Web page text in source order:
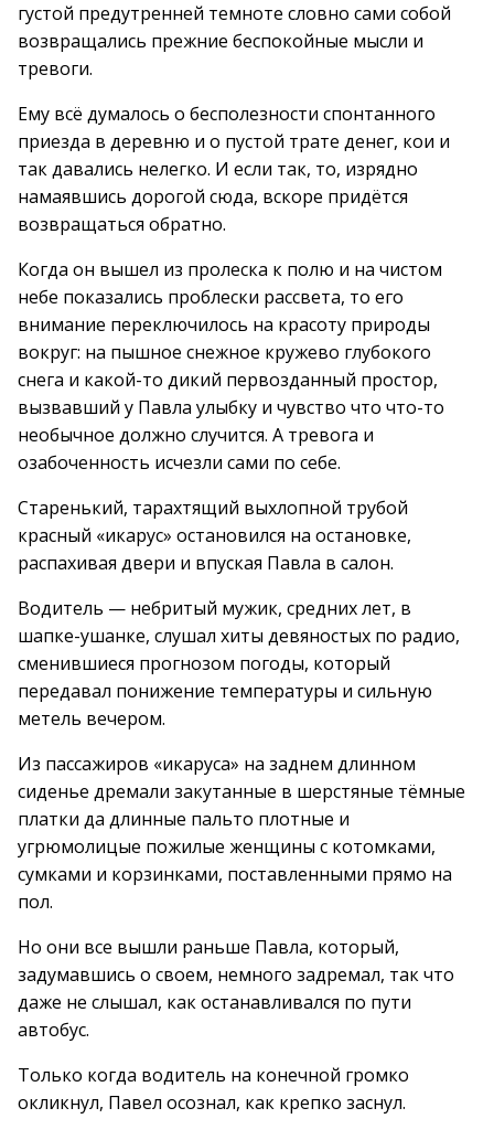
густой предутренней темноте словно сами собой
возвращались прежние беспокойные мысли и
тревоги.
Ему всё думалось о бесполезности спонтанного
приезда в деревню и о пустой трате денег, кои и
так давались нелегко. И если так, то, изрядно
намаявшись дорогой сюда, вскоре придётся
возвращаться обратно.
Когда он вышел из пролеска к полю и на чистом
небе показались проблески рассвета, то его
внимание переключилось на красоту природы
вокруг: на пышное снежное кружево глубокого
снега и какой-то дикий первозданный простор,
вызвавший у Павла улыбку и чувство что что-то
необычное должно случится. А тревога и
озабоченность исчезли сами по себе.
Старенький, тарахтящий выхлопной трубой
красный «икарус» остановился на остановке,
распахивая двери и впуская Павла в салон.
Водитель — небритый мужик, средних лет, в
шапке-ушанке, слушал хиты девяностых по радио,
сменившиеся прогнозом погоды, который
передавал понижение температуры и сильную
метель вечером.
Из пассажиров «икаруса» на заднем длинном
сиденье дремали закутанные в шерстяные тёмные
платки да длинные пальто плотные и
угрюмолицые пожилые женщины с котомками,
сумками и корзинками, поставленными прямо на
пол.
Но они все вышли раньше Павла, который,
задумавшись о своем, немного задремал, так что
даже не слышал, как останавливался по пути
автобус.
Только когда водитель на конечной громко
окликнул, Павел осознал, как крепко заснул.